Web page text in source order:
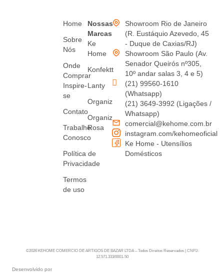
Home
Sobre
Nós
Onde
Comprar
Inspire-
se
Contato
Trabalhe
Conosco
Política de
Privacidade
Termos
de uso
Nossas
Marcas
Ke
Home
Konfektt
Lanty
Organiz
Organiz
Rosa
Showroom Rio de Janeiro
(R. Eustáquio Azevedo, 45
- Duque de Caxias/RJ)
Showroom São Paulo (Av.
Senador Queirós nº305,
10º andar salas 3, 4 e 5)
(21) 99560-1610
(Whatsapp)
(21) 3649-3992 (Ligações /
Whatsapp)
comercial@kehome.com.br
instagram.com/kehomeoficial
Ke Home - Utensílios
Domésticos
Desenvolvido por
©2026 KEHOME COMERCIO DE ARTIGOS DE BAZAR LTDA – Todos Direitos Reservados | CNPJ:
12.571.333/0001-50